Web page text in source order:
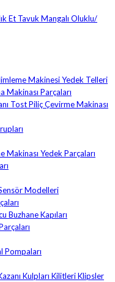
Et Tavuk Mangalı Oluklu/
Makinesi Yedek Telleri
Makinası Parçaları
Tost Piliç Çevirme Makinası
Makinası Yedek Parçaları
Modelleri
Buzhane Kapıları
Pompaları
Kulpları Kilitleri Klipsler